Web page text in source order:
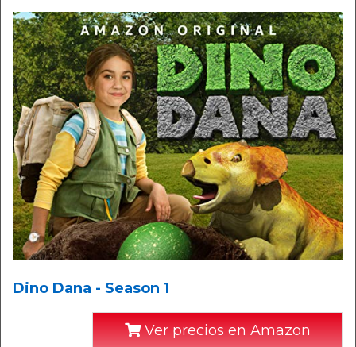
Dino Dana - Season 1
Ver precios en Amazon